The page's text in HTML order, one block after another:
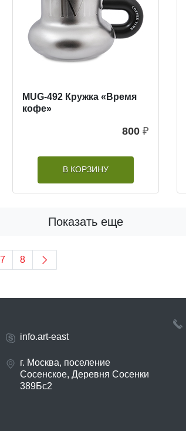
MUG-492 Кружка «Время
кофе»
800 ₽
В КОРЗИНУ
Показать еще
7 8
info.art-east
г. Москва, поселение
Сосенское, Деревня Сосенки
389Бс2